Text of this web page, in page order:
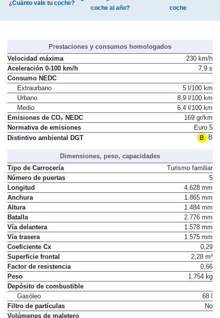
¿Cuánto gastas en tu
Disfruta el cambio de
Prestaciones y consumos homologados
Velocidad máxima
230 km/h
Aceleración 0-100 km/h
Consumo NEDC
Extraurbano
5 l/100 km
Urbano
8,9 l/100 km
Medio
6,4 l/100 km
Emisiones de CO₂ NEDC
169 gr/km
Normativa de emisiones
Euro 5
Dimensiones, peso, capacidades
Tipo de Carrocería
Turismo familiar
Número de puertas
5
Longitud
4.628 mm
Anchura
1.865 mm
Altura
1.484 mm
Batalla
2.776 mm
Vía delantera
1.578 mm
Vía trasera
1.575 mm
Coeficiente Cx
0,29
Superficie frontal
2,28 m²
Factor de resistencia
0,66
Peso
Depósito de combustible
Gasóleo
68 l
Filtro de partículas